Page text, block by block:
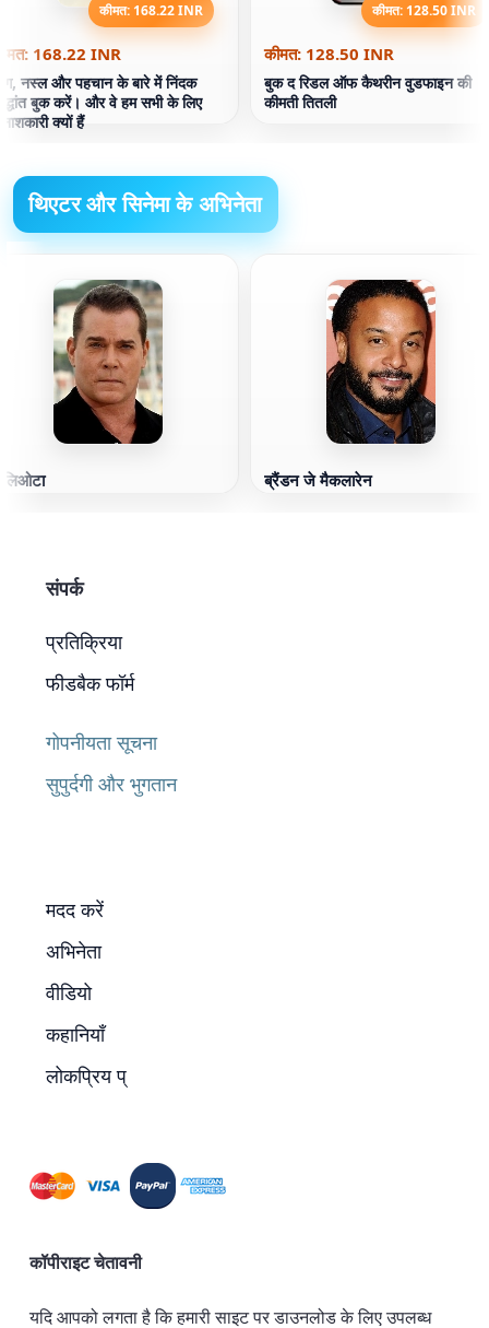
कीमत: 168.22 INR
168.22 INR
नस्ल और पहचान के बारे में निंदक
बुक करें। और वे हम सभी के लिए
क्यों हैं
कीमत: 128.50 INR
कीमत: 128.50 INR
बुक द रिडल ऑफ कैथरीन वुडफाइन की
कीमती तितली
थिएटर और सिनेमा के अभिनेता
लिओटा ब्रैंडन जे मैकलारेन
संपर्क
प्रतिक्रिया
फीडबैक फॉर्म
गोपनीयता सूचना
सुपुर्दगी और भुगतान
मदद करें
अभिनेता
वीडियो
कहानियाँ
लोकप्रिय प्
कॉपीराइट चेतावनी
यदि आपको लगता है कि हमारी साइट पर डाउनलोड के लिए उपलब्ध